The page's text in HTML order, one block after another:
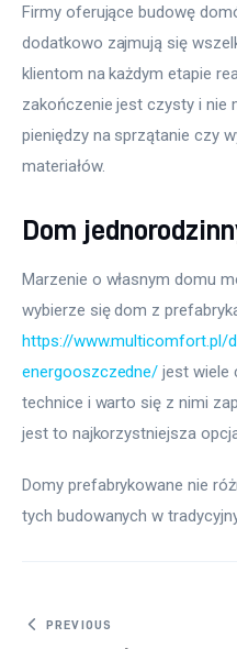
Firmy oferujące budowę
dodatkowo zajmują się
klientom na każdym etapie
zakończenie jest czysty i nie
pieniędzy na sprzątanie czy
materiałów.
Dom
Marzenie o własnym domu
wybierze się dom z
https://www.multicomfort.pl/
energooszczedne/ jest wiele
technice i warto się z nimi
jest to najkorzystniejsza
Domy prefabrykowane nie
tych budowanych w
Nawigacja wpisu
PREVIOUS